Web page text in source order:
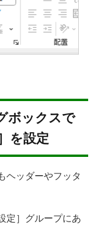
ボックスで
を設定
ヘッダーやフッタ
定］グループにあ